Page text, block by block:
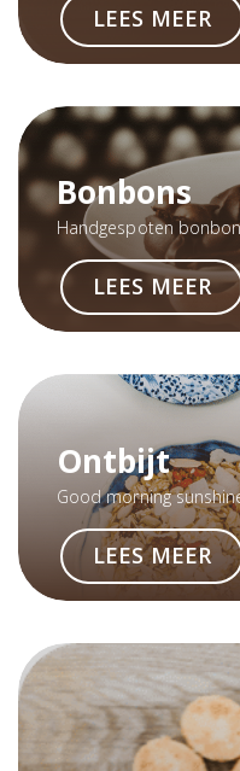
LEES MEER
Bonbons
Handgespoten
LEES MEER
Ontbijt
Good morning
LEES MEER